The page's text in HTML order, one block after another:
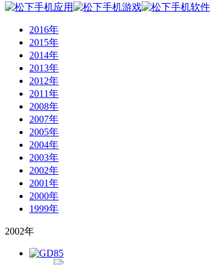
2016年
2015年
2014年
2013年
2012年
2011年
2008年
2007年
2005年
2004年
2003年
2002年
2001年
2000年
1999年
2002年